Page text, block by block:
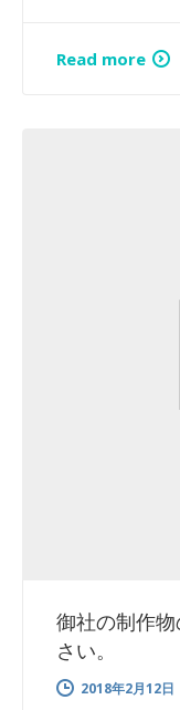
Read more
御社の制作
さい。
2018年2月12日